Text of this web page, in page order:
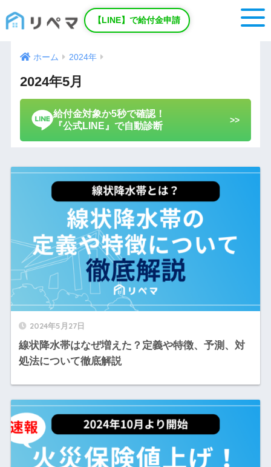
【LINE】で給付金申請
ホーム 2024年
2024年5月
給付金対象か5秒で確認！
『公式LINE』で自動診断
>>
2024年5月27日
線状降水帯はなぜ増えた？定義や特徴、予測、対
処法について徹底解説